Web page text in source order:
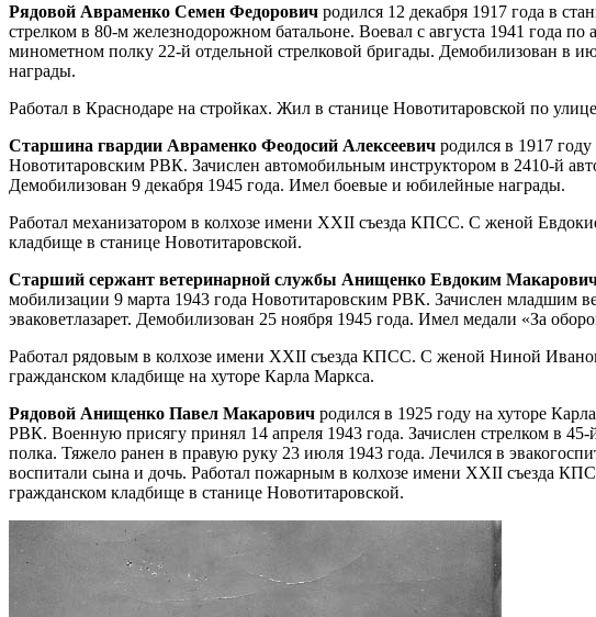
Рядовой Авраменко Семен Федорович родился 12 декабря 1917 года в
стрелком в 80-м железнодорожном батальоне. Воевал с августа 1941 года
минометном полку 22-й отдельной стрелковой бригады. Демобилизован в
награды.
Работал в Краснодаре на стройках. Жил в станице Новотитаровской по
Старшина гвардии Авраменко Феодосий Алексеевич родился в 1917
Новотитаровским РВК. Зачислен автомобильным инструктором в 2410-й
Демобилизован 9 декабря 1945 года. Имел боевые и юбилейные награды.
Работал механизатором в колхозе имени XXII съезда КПСС. С женой
кладбище в станице Новотитаровской.
Старший сержант ветеринарной службы Анищенко Евдоким
мобилизации 9 марта 1943 года Новотитаровским РВК. Зачислен младшим
эваковетлазарет. Демобилизован 25 ноября 1945 года. Имел медали «За
Работал рядовым в колхозе имени XXII съезда КПСС. С женой Ниной
гражданском кладбище на хуторе Карла Маркса.
Рядовой Анищенко Павел Макарович родился в 1925 году на хуторе
РВК. Военную присягу принял 14 апреля 1943 года. Зачислен стрелком в
полка. Тяжело ранен в правую руку 23 июля 1943 года. Лечился в
воспитали сына и дочь. Работал пожарным в колхозе имени XXII съезда
гражданском кладбище в станице Новотитаровской.